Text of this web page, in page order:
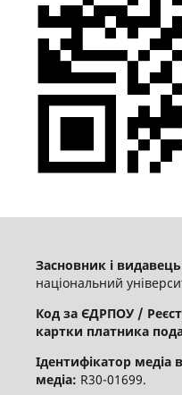
Засновник і
національний
Код за ЄДРПОУ /
картки платника
Ідентифікатор медіа в
медіа: R30-01699.